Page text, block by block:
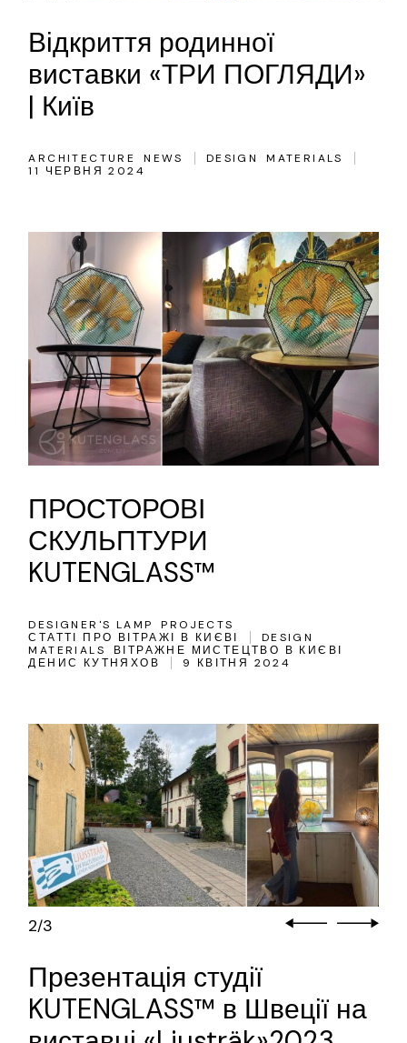
Відкриття родинної
виставки «ТРИ ПОГЛЯДИ»
| Київ
ARCHITECTURE NEWS DESIGN
MATERIALS
11 ЧЕРВНЯ 2024
ПРОСТОРОВІ
СКУЛЬПТУРИ
KUTENGLASS™
DESIGNER'S LAMP
PROJECTS
СТАТТІ ПРО ВІТРАЖІ В КИЄВІ
DESIGN
MATERIALS
ВІТРАЖНЕ МИСТЕЦТВО В КИЄВІ
ДЕНИС КУТНЯХОВ
9 КВІТНЯ 2024
2/3
Презентація студії
KUTENGLASS™ в Швеції на